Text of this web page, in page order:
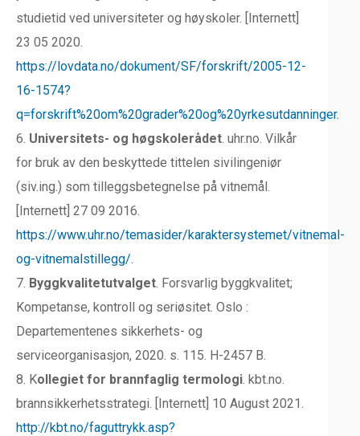
studietid ved universiteter og høyskoler. [Internett]
23 05 2020.
https://lovdata.no/dokument/SF/forskrift/2005-12-
16-1574?
q=forskrift%20om%20grader%20og%20yrkesutdanninger.
6. Universitets- og høgskolerådet . uhr.no. Vilkår
for bruk av den beskyttede tittelen sivilingeniør
(siv.ing.) som tilleggsbetegnelse på vitnemål.
[Internett] 27 09 2016.
https://www.uhr.no/temasider/karaktersystemet/vitnemal-
og-vitnemalstillegg/.
7. Byggkvalitetutvalget . Forsvarlig byggkvalitet;
Kompetanse, kontroll og seriøsitet. Oslo :
Departementenes sikkerhets- og
serviceorganisasjon, 2020. s. 115. H-2457 B.
8. Kollegiet for brannfaglig termologi . kbt.no.
brannsikkerhetsstrategi. [Internett] 10 August 2021.
http://kbt.no/faguttrykk.asp?